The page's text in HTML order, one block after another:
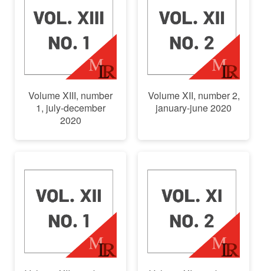
Volume XIII, number
1, july-december
2020
Volume XII, number 2,
january-june 2020